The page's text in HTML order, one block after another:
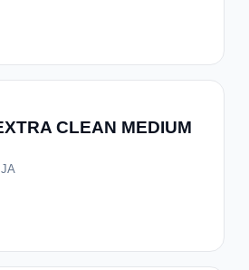
CLEAN MEDIUM